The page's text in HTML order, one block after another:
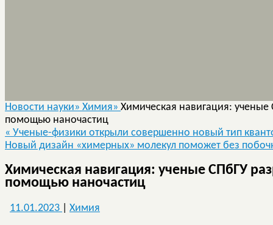
Новости науки» Химия» Химическая навигация:
помощью наночастиц
« Ученые-физики открыли совершенно новый тип
Новый дизайн «химерных» молекул поможет без
Химическая навигация: ученые СПбГУ
помощью наночастиц
11.01.2023 Химия